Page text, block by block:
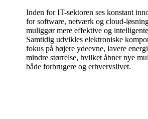
Inden for IT-sektoren ses konstant
for software, netværk og cloud-
muliggør mere effektive og
Samtidig udvikles elektroniske
fokus på højere ydeevne, lavere
mindre størrelse, hvilket åbner nye
både forbrugere og erhvervslivet.